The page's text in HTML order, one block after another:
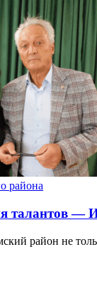
района
талантов —
район не